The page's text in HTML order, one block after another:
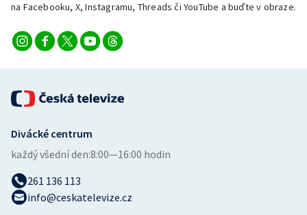
Vodní slalom
na Facebooku, X, Instagramu, Threads či YouTube a buďte v obraze.
Divácké centrum
každý všední den:8:00—16:00 hodin
261 136 113
info@ceskatelevize.cz